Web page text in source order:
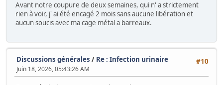
Avant notre coupure de deux semaines, qui n' a strictement
rien à voir, j' ai été encagé 2 mois sans aucune libération et
aucun soucis avec ma cage métal a barreaux.
#10
Discussions générales / Re : Infection urinaire
Juin 18, 2026, 05:43:26 AM